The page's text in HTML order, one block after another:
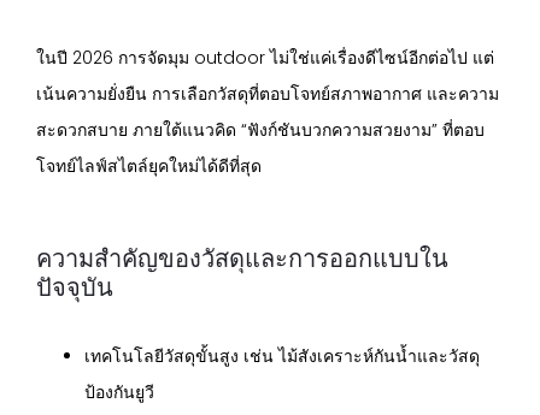
ในปี 2026 การจัดมุม outdoor ไม่ใช่แค่เรื่องดีไซน์อีกต่อไป แต่
เน้นความยั่งยืน การเลือกวัสดุที่ตอบโจทย์สภาพอากาศ และความ
สะดวกสบาย ภายใต้แนวคิด “ฟังก์ชันบวกความสวยงาม” ที่ตอบ
โจทย์ไลฟ์สไตล์ยุคใหม่ได้ดีที่สุด
ความสำคัญของวัสดุและการออกแบบใน
ปัจจุบัน
เทคโนโลยีวัสดุขั้นสูง เช่น ไม้สังเคราะห์กันน้ำและวัสดุ
ป้องกันยูวี